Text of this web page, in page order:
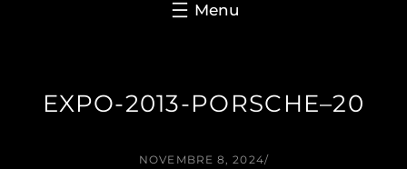
EXPO-2013-PORSCHE–20
NOVEMBRE 8, 2024/